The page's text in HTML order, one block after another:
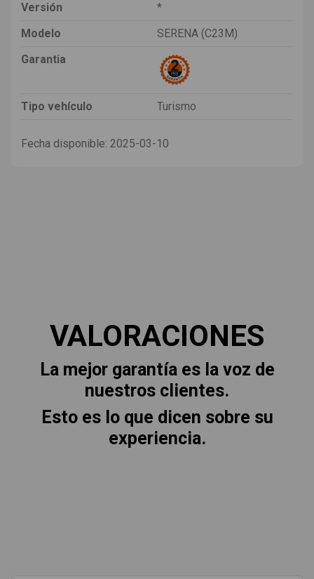
Versión
*
Modelo
SERENA (C23M)
Garantia
Tipo vehículo Turismo
Fecha disponible: 2025-03-10
VALORACIONES
La mejor garantía es la voz de
nuestros clientes.
Esto es lo que dicen sobre su
experiencia.